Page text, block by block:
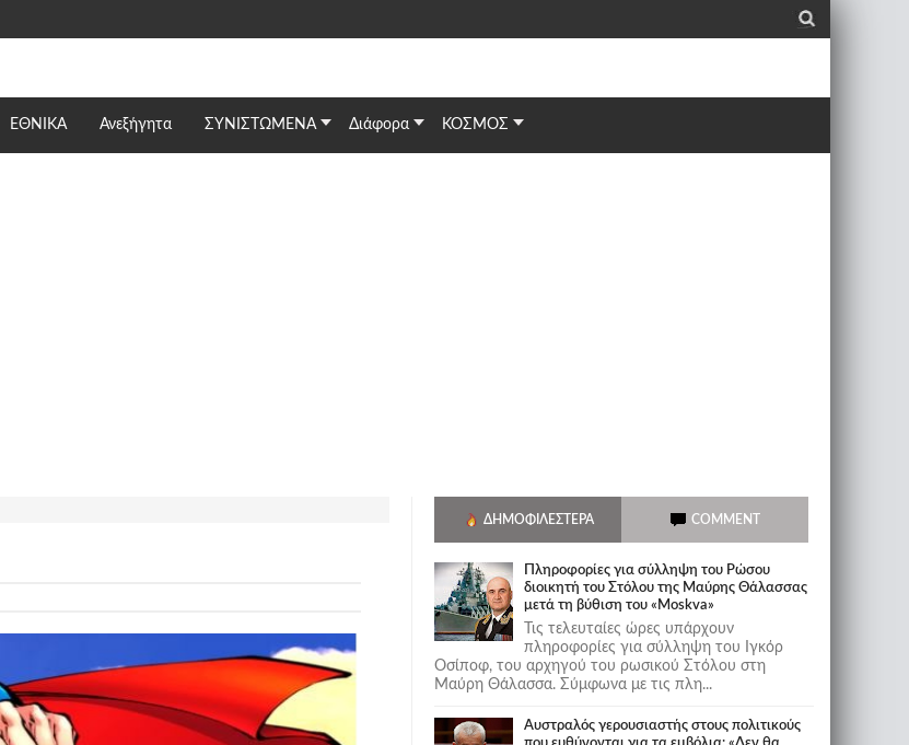
_
ΕΘΝΙΚΆ Ανεξήγητα ΣΥΝΙΣΤΩΜΕΝΑ Διάφορα ΚΟΣΜΟΣ
ΔΗΜΟΦΙΛΈΣΤΕΡΑ COMMENT
Πληροφορίες για σύλληψη του Ρώσου
διοικητή του Στόλου της Mαύρης Θάλασσας
μετά τη βύθιση του «Moskva»
Τις τελευταίες ώρες υπάρχουν
πληροφορίες για σύλληψη του Ιγκόρ
Οσίποφ, του αρχηγού του ρωσικού Στόλου στη
Μαύρη Θάλασσα. Σύμφωνα με τις πλη...
Αυστραλός γερουσιαστής στους πολιτικούς